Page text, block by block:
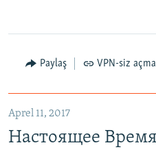
Paylaş VPN-siz
Aprel 11, 2017
Настоящее